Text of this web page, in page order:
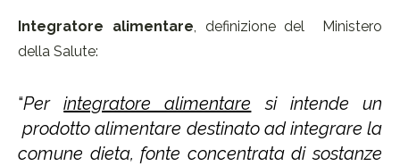
Integratore alimentare, definizione del Ministero
della Salute:
“Per integratore alimentare si intende un
prodotto alimentare destinato ad integrare la
comune dieta, fonte concentrata di sostanze